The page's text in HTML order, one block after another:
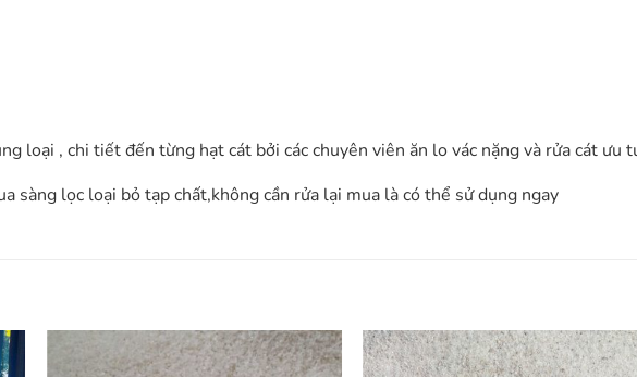
loại , chi tiết đến từng hạt cát bởi các chuyên viên ăn lo vác nặng và rửa cát ưu
sàng lọc loại bỏ tạp chất,không cần rửa lại mua là có thể sử dụng ngay